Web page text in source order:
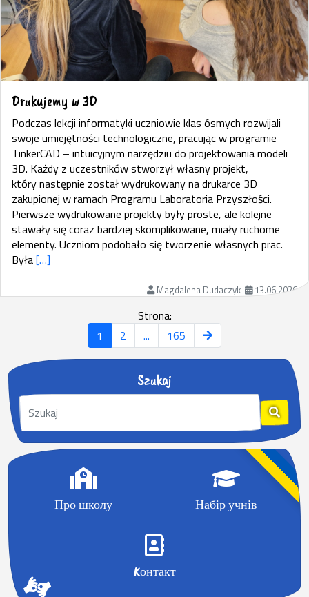
Drukujemy w 3D
Podczas lekcji informatyki uczniowie klas ósmych rozwijali
swoje umiejętności technologiczne, pracując w programie
TinkerCAD – intuicyjnym narzędziu do projektowania modeli
3D. Każdy z uczestników stworzył własny projekt,
który następnie został wydrukowany na drukarce 3D
zakupionej w ramach Programu Laboratoria Przyszłości.
Pierwsze wydrukowane projekty były proste, ale kolejne
stawały się coraz bardziej skomplikowane, miały ruchome
elementy. Uczniom podobało się tworzenie własnych prac.
Była[…]
Magdalena Dudaczyk 13.06.2026
Strona:
1
2 ... 165
Szukaj
S
z
u
k
a
Про школу Набір учнів
Kонтакт